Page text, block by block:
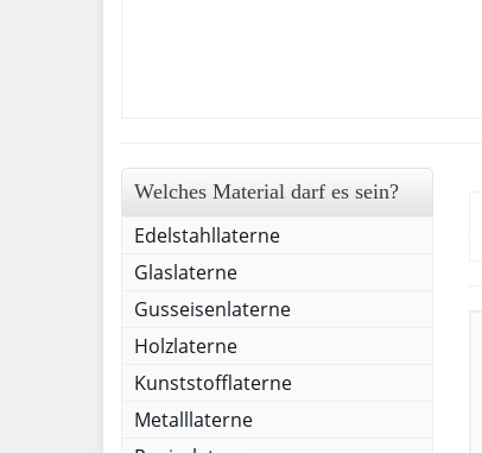
Welches Material darf es sein?
Edelstahllaterne
Glaslaterne
Gusseisenlaterne
Holzlaterne
Kunststofflaterne
Metalllaterne